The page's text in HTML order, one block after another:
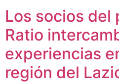
Los socios del
Ratio
experiencias
región del